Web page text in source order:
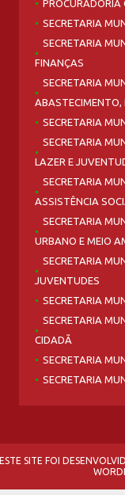
PROCURADORIA
SECRETARIA
SECRETARIA
FINANÇAS
SECRETARIA
ABASTECIMENTO,
SECRETARIA
SECRETARIA
LAZER E
SECRETARIA
ASSISTÊNCIA
SECRETARIA
URBANO E MEIO
SECRETARIA
JUVENTUDES
SECRETARIA
SECRETARIA
CIDADÃ
SECRETARIA
SECRETARIA
ESTE SITE FOI